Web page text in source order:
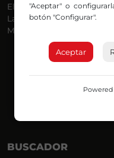
El Supermadrugador
La Mañana de Radio
Más Madrugada
BUSCADOR
"Aceptar" o
botón "Configurar".
Aceptar
Powered